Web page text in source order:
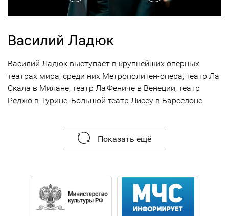
Василий Ладюк
Василий Ладюк выступает в крупнейших оперных
театрах мира, среди них Метрополитен-опера, театр Ла
Скала в Милане, театр Ла Фениче в Венеции, театр
Реджо в Турине, Большой театр Лисеу в Барселоне.
училище им.А.В.Свешникова, затем в 2001 г. -
вокальный и дирижерско-хоровой факультет Академии
же (класс Дмитрия Вдовина). В 2003-2020 — солист
театра Новая опера им.Е.В.Колобова. С 2007
— приглашенный солист Большого театра. С 2020 —
солист Пермского театра оперы и балета имени П.И.
Показать ещё